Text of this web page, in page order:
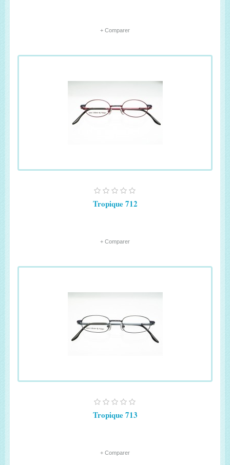
+ Comparer
Tropique 712
+ Comparer
Tropique 713
+ Comparer